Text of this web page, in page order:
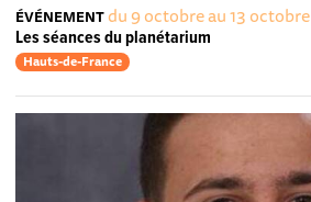
ÉVÉNEMENTdu 9 octobre au 13 octobre
Les séances du planétarium
Hauts-de-France